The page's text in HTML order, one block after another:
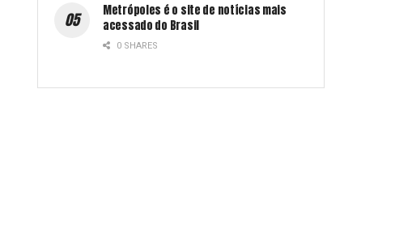
Metrópoles é o site de notícias mais
acessado do Brasil
0 SHARES